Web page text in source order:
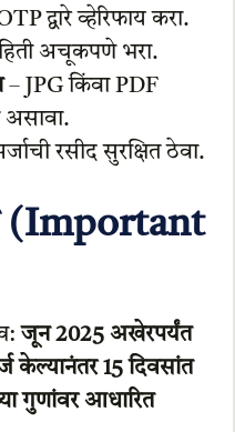
द्वारे व्हेरिफाय करा.
अचूकपणे भरा.
– JPG किंवा PDF
असावा.
रसीद सुरक्षित ठेवा.
(Important
जून 2025 अखेरपर्यंत
केल्यानंतर 15 दिवसांत
गुणांवर आधारित